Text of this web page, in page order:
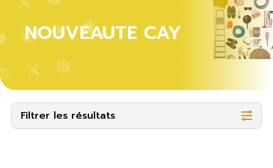
NOUVEAUTE CAY
Filtrer les résultats